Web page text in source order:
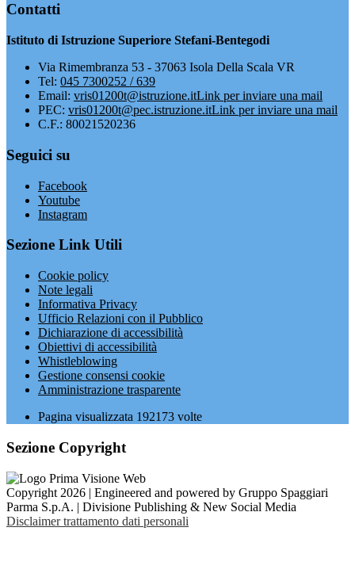
Contatti
Istituto di Istruzione Superiore Stefani-Bentegodi
Via Rimembranza 53 - 37063 Isola Della Scala VR
Tel: 045 7300252 / 639
Email: vris01200t@istruzione.itLink per inviare una mail
PEC: vris01200t@pec.istruzione.itLink per inviare una mail
C.F.: 80021520236
Seguici su
Facebook
Youtube
Instagram
Sezione Link Utili
Cookie policy
Note legali
Informativa Privacy
Ufficio Relazioni con il Pubblico
Dichiarazione di accessibilità
Obiettivi di accessibilità
Whistleblowing
Gestione consensi cookie
Amministrazione trasparente
Pagina visualizzata 192173 volte
Sezione Copyright
Copyright 2026 | Engineered and powered by Gruppo Spaggiari
Parma S.p.A. | Divisione Publishing & New Social Media
Disclaimer trattamento dati personali